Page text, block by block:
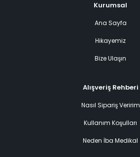
Kurumsal
Ana Sayfa
Hikayemiz
Bize Ulaşın
Alışveriş Rehberi
Nasıl Sipariş Veririm
Kullanım Koşulları
Neden İba Medikal